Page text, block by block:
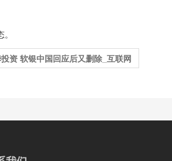
资 软银中国回应后又删除_互联网